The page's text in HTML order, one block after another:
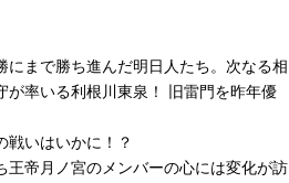
にまで勝ち進んだ明日人たち。次なる相
が率いる利根川東泉！ 旧雷門を昨年優
戦いはいかに！？
王帝月ノ宮のメンバーの心には変化が訪